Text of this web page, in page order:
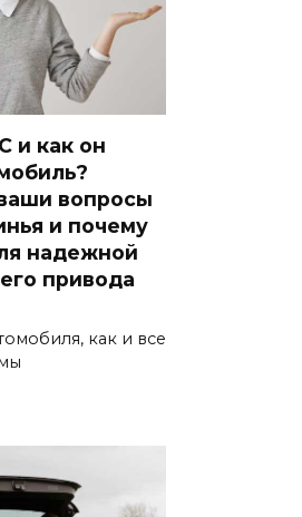
и как он
вопросы
и почему
надежной
привода
как и все